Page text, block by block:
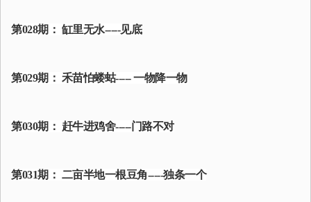
第028期： 缸里无水-----见底
第029期： 禾苗怕蝼蛄----- 一物降一物
第030期： 赶牛进鸡舍-----门路不对
第031期： 二亩半地一根豆角-----独条一个